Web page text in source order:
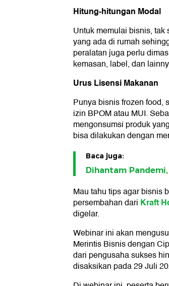
Hitung-hitungan Modal
Untuk memulai bisnis,
yang ada di rumah
peralatan juga perlu
kemasan, label, dan
Urus Lisensi Makanan
Punya bisnis frozen food,
izin BPOM atau MUI.
mengonsumsi produk
bisa dilakukan dengan
Baca juga:
Dihantam
Mau tahu tips agar bisnis
persembahan dari Kraft
digelar.
Webinar ini akan
Merintis Bisnis dengan
dari pengusaha sukses
disaksikan pada 29 Juli